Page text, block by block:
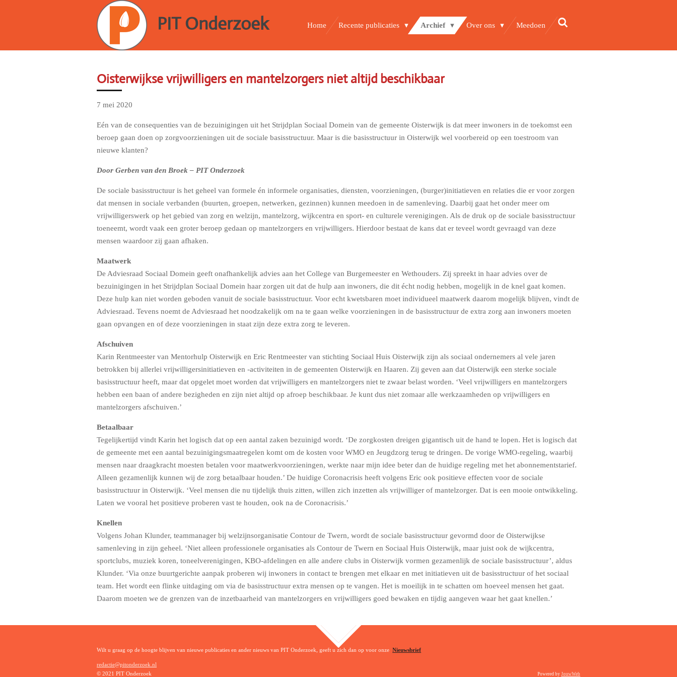
de
PIT Onderzoek Home Recente publicaties Archief Over ons Meedoen
Oisterwijkse vrijwilligers en mantelzorgers niet altijd beschikbaar
7 mei 2020
Eén van de consequenties van de bezuinigingen uit het Strijdplan Sociaal Domein van de gemeente Oisterwijk is dat meer inwoners in de toekomst een
beroep gaan doen op zorgvoorzieningen uit de sociale basisstructuur. Maar is die basisstructuur in Oisterwijk wel voorbereid op een toestroom van
nieuwe klanten?
Door Gerben van den Broek – PIT Onderzoek
De sociale basisstructuur is het geheel van formele én informele organisaties, diensten, voorzieningen, (burger)initiatieven en relaties die er voor zorgen
dat mensen in sociale verbanden (buurten, groepen, netwerken, gezinnen) kunnen meedoen in de samenleving. Daarbij gaat het onder meer om
vrijwilligerswerk op het gebied van zorg en welzijn, mantelzorg, wijkcentra en sport- en culturele verenigingen. Als de druk op de sociale basisstructuur
toeneemt, wordt vaak een groter beroep gedaan op mantelzorgers en vrijwilligers. Hierdoor bestaat de kans dat er teveel wordt gevraagd van deze
mensen waardoor zij gaan afhaken.
Maatwerk
De Adviesraad Sociaal Domein geeft onafhankelijk advies aan het College van Burgemeester en Wethouders. Zij spreekt in haar advies over de
bezuinigingen in het Strijdplan Sociaal Domein haar zorgen uit dat de hulp aan inwoners, die dit écht nodig hebben, mogelijk in de knel gaat komen.
Deze hulp kan niet worden geboden vanuit de sociale basisstructuur. Voor echt kwetsbaren moet individueel maatwerk daarom mogelijk blijven, vindt de
Adviesraad. Tevens noemt de Adviesraad het noodzakelijk om na te gaan welke voorzieningen in de basisstructuur de extra zorg aan inwoners moeten
gaan opvangen en of deze voorzieningen in staat zijn deze extra zorg te leveren.
Afschuiven
Karin Rentmeester van Mentorhulp Oisterwijk en Eric Rentmeester van stichting Sociaal Huis Oisterwijk zijn als sociaal ondernemers al vele jaren
betrokken bij allerlei vrijwilligersinitiatieven en -activiteiten in de gemeenten Oisterwijk en Haaren. Zij geven aan dat Oisterwijk een sterke sociale
basisstructuur heeft, maar dat opgelet moet worden dat vrijwilligers en mantelzorgers niet te zwaar belast worden. ‘Veel vrijwilligers en mantelzorgers
hebben een baan of andere bezigheden en zijn niet altijd op afroep beschikbaar. Je kunt dus niet zomaar alle werkzaamheden op vrijwilligers en
mantelzorgers afschuiven.’
Betaalbaar
Tegelijkertijd vindt Karin het logisch dat op een aantal zaken bezuinigd wordt. ‘De zorgkosten dreigen gigantisch uit de hand te lopen. Het is logisch dat
de gemeente met een aantal bezuinigingsmaatregelen komt om de kosten voor WMO en Jeugdzorg terug te dringen. De vorige WMO-regeling, waarbij
mensen naar draagkracht moesten betalen voor maatwerkvoorzieningen, werkte naar mijn idee beter dan de huidige regeling met het abonnementstarief.
Alleen gezamenlijk kunnen wij de zorg betaalbaar houden.’ De huidige Coronacrisis heeft volgens Eric ook positieve effecten voor de sociale
basisstructuur in Oisterwijk. ‘Veel mensen die nu tijdelijk thuis zitten, willen zich inzetten als vrijwilliger of mantelzorger. Dat is een mooie ontwikkeling.
Laten we vooral het positieve proberen vast te houden, ook na de Coronacrisis.’
Knellen
Volgens Johan Klunder, teammanager bij welzijnsorganisatie Contour de Twern, wordt de sociale basisstructuur gevormd door de Oisterwijkse
samenleving in zijn geheel. ‘Niet alleen professionele organisaties als Contour de Twern en Sociaal Huis Oisterwijk, maar juist ook de wijkcentra,
sportclubs, muziek koren, toneelverenigingen, KBO-afdelingen en alle andere clubs in Oisterwijk vormen gezamenlijk de sociale basisstructuur’, aldus
Klunder. ‘Via onze buurtgerichte aanpak proberen wij inwoners in contact te brengen met elkaar en met initiatieven uit de basisstructuur of het sociaal
team. Het wordt een flinke uitdaging om via de basisstructuur extra mensen op te vangen. Het is moeilijk in te schatten om hoeveel mensen het gaat.
Daarom moeten we de grenzen van de inzetbaarheid van mantelzorgers en vrijwilligers goed bewaken en tijdig aangeven waar het gaat knellen.’
Wilt u graag op de hoogte blijven van nieuwe publicaties en ander nieuws van PIT Onderzoek, geeft u zich dan op voor onze Nieuwsbrief
redactie@pitonderzoek.nl
© 2021 PIT Onderzoek
Powered by JouwWeb